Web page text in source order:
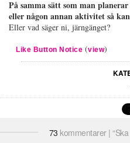
På samma sätt som man
eller någon annan aktivitet så
Eller vad säger ni, järngänget?
Like Button Notice (view)
73 kommentarer |